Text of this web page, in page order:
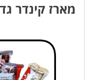
מארז קינדר